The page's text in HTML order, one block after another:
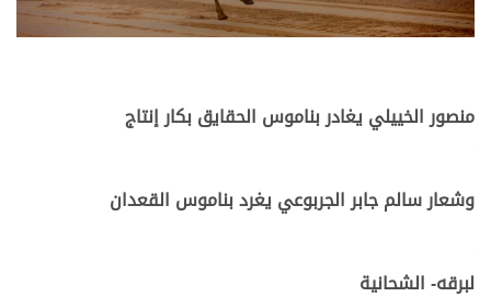
منصور الخييلي يغادر بناموس الحقايق بكار إنتاج
وشعار سالم جابر الجربوعي يغرد بناموس القعدان
لبرقه- الشحانية